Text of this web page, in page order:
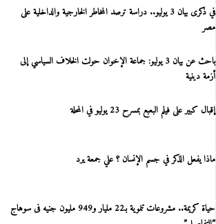
في ذكرى بيان 3 يوليو.. دراسة ترصد المخاطر الخارجية والداخلية على
مصر
باحث عن بيان 3 يوليو: جماعة الإخوان حولت الخلاف السياسي إلى
أزمة دينية
إقبال كبير على فيلم البعبع بمسرح 23 يوليو في المحلة
ماذا يفعل الذكر في جسم الإنسان ؟ علي جمعة يرد
حياة كريمة.. مشروعات تنموية بـ22 مليار و949 مليون جنيه فى سوهاج